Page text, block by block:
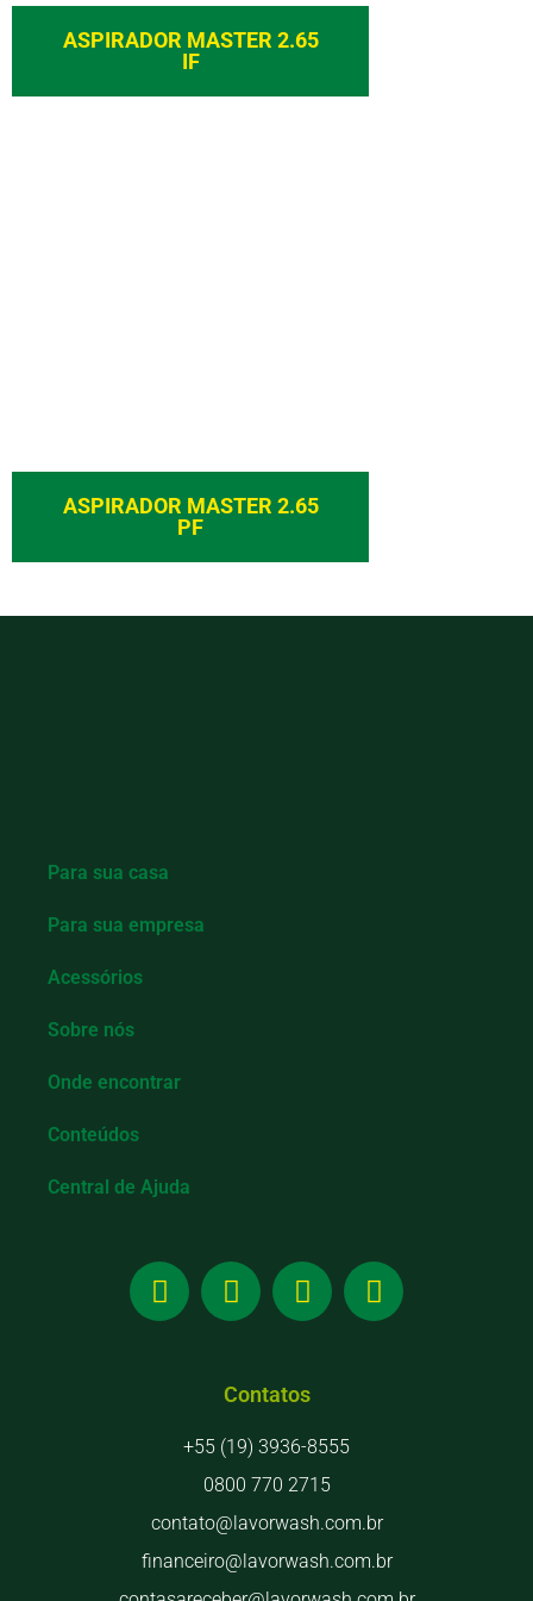
ASPIRADOR MASTER 2.65
IF
ASPIRADOR MASTER 2.65
PF
Para sua casa
Para sua empresa
Acessórios
Sobre nós
Onde encontrar
Conteúdos
Central de Ajuda
Contatos
+55 (19) 3936-8555
0800 770 2715
contato@lavorwash.com.br
financeiro@lavorwash.com.br